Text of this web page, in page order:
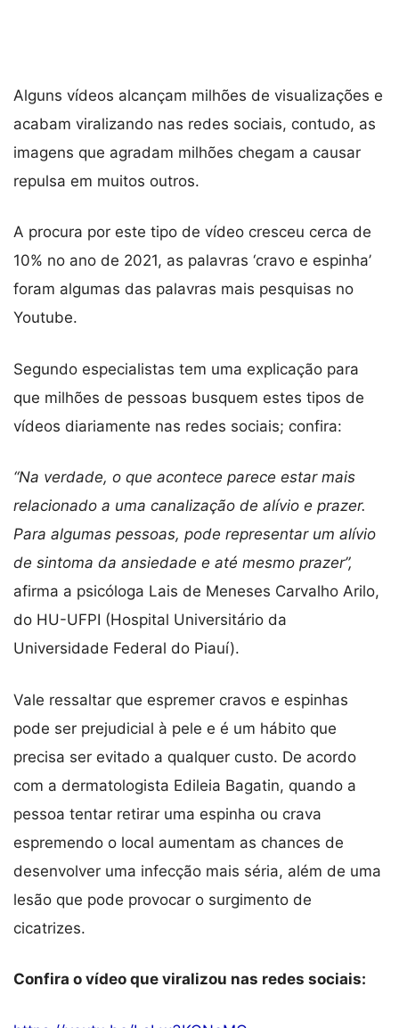
Alguns vídeos alcançam milhões de visualizações e
acabam viralizando nas redes sociais, contudo, as
imagens que agradam milhões chegam a causar
repulsa em muitos outros.
A procura por este tipo de vídeo cresceu cerca de
10% no ano de 2021, as palavras ‘cravo e espinha’
foram algumas das palavras mais pesquisas no
Youtube.
Segundo especialistas tem uma explicação para
que milhões de pessoas busquem estes tipos de
vídeos diariamente nas redes sociais; confira:
“Na verdade, o que acontece parece estar mais
relacionado a uma canalização de alívio e prazer.
Para algumas pessoas, pode representar um alívio
de sintoma da ansiedade e até mesmo prazer”,
afirma a psicóloga Lais de Meneses Carvalho Arilo,
do HU-UFPI (Hospital Universitário da
Universidade Federal do Piauí).
Vale ressaltar que espremer cravos e espinhas
pode ser prejudicial à pele e é um hábito que
precisa ser evitado a qualquer custo. De acordo
com a dermatologista Edileia Bagatin, quando a
pessoa tentar retirar uma espinha ou crava
espremendo o local aumentam as chances de
desenvolver uma infecção mais séria, além de uma
lesão que pode provocar o surgimento de
cicatrizes.
Confira o vídeo que viralizou nas redes sociais: